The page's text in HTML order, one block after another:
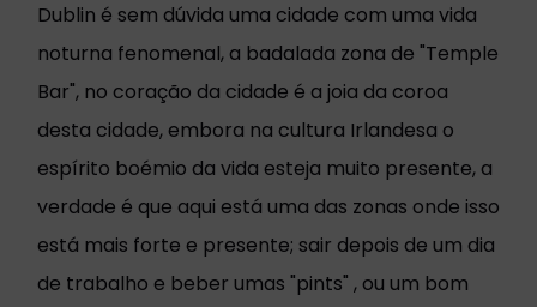
Dublin é sem dúvida uma cidade com uma vida
noturna fenomenal, a badalada zona de "Temple
Bar", no coração da cidade é a joia da coroa
desta cidade, embora na cultura Irlandesa o
espírito boémio da vida esteja muito presente, a
verdade é que aqui está uma das zonas onde isso
está mais forte e presente; sair depois de um dia
de trabalho e beber umas "pints" , ou um bom